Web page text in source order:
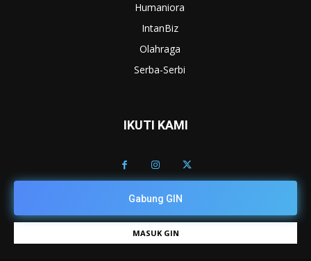
Humaniora
IntanBiz
Olahraga
Serba-Serbi
IKUTI KAMI
Gabung GIN
MASUK GIN